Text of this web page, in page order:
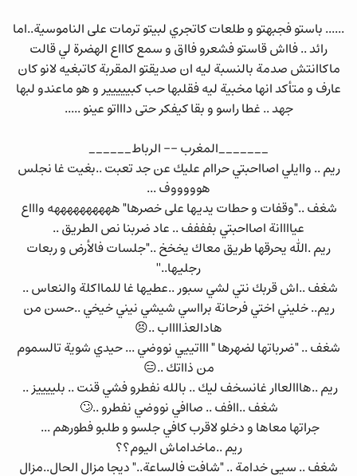
...... باستو فجبهتو و طلعات كاتجري لبيتو ترمات على الناموسية..اما
رائد .. فااش قاستو فشعرو فااق و سمع كاااع الهضرة لي قالت
ماكاانتش صدمة بالنسبة ليه ان صديقتو المقربة كاتبغيه لانو كان
عارف و متأكد انها مخبية ليه فقلبها حب كبييييير و هو ماعندو لبها
جهد .. غطا راسو و بقا كيفكر حتى داااتو عينو .....
_______المغرب -- الرباط______
ريم .. واايلي اصااحبتي حراام عليك عن جد تعبت ..بغيت غا نجلس
هوووووف ...
شغف .."وقفات و حطات يديها على خصرها" ههههههههههه واااع
عياااانة اصااحبتي بفففف .. عاد ضربنا نص الطريق ..
ريم .الله يحرقها طريق معاك يخخخ .."جلسات فالأرض و ربعات
رجليها..''
شغف ..اش قربك نتي لشي سبور ..عطيها غا للمااكلة والنعاس ..
ريم.. خليني اختي فرحانة برااسي شيشي نيني خيخي ..حسن من
هادالعذااااب ..😣
شغف .. "ضرباتها لضهرها " اااتييي نووضي ... حيدي شوية تالسموم
من ذااتك ..😑
ريم ..هااالعاار غانسخف ليك .. بالله نفطرو فشي قنت .. بلييييز ..
شغف ..اافف .. صاافي نووضي نفطرو ..🙄
جراتها معاها و دخلو لاقرب كافي جلسو و طلبو فطورهم ...
ريم ..ماخداماش اليوم؟؟
شغف .. سيي خدامة .. "شافت فالساعة.." ديجا مزال الحال..مزال